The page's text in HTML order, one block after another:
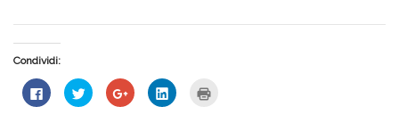
Condividi:
Fai
clic
Fai
clic
Fai
clic
Fai
clic